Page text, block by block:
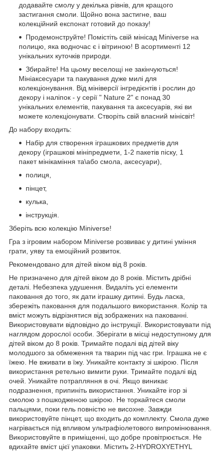
додавайте смолу у декілька рівнів, для кращого
застигання смоли. Щойно вона застигне, ваш
колекційний експонат готовий до показу!
Продемонструйте! Помістіть свій мінісад Miniverse на
полицю, яка водночас є і вітриною! В асортименті 12
унікальних куточків природи.
Збирайте! На цьому веселощі не закінчуються!
Мініаксесуари та пакування дуже милі для
колекціонування. Від мініверсії інгредієнтів і рослин до
декору і наліпок - у серії " Nature 2" є понад 30
унікальних елементів, пакування та аксесуарів, які ви
можете колекціонувати. Створіть свій власний мінісвіт!
До набору входить:
Набір для створення іграшкових предметів для
декору (іграшкові мініпредмети, 1-2 пакетів піску, 1
пакет мінікаміння та\або смола, аксесуари),
полиця,
пінцет,
кулька,
інструкція.
Зберіть всю колекцію Miniverse!
Гра з ігровим набором Miniverse розвиває у дитині уміння
грати, уяву та емоційний розвиток.
Рекомендовано для дітей віком від 8 років.
Не призначено для дітей віком до 8 років. Містить дрібні
деталі. Небезпека удушення. Видаліть усі елементи
паковання до того, як дати іграшку дитині. Будь ласка,
збережіть паковання для подальшого використання. Колір та
вміст можуть відрізнятися від зображених на пакованні.
Використовувати відповідно до інструкції. Використовувати під
наглядом дорослої особи. Зберігати в місці недоступному для
дітей віком до 8 років. Тримайте подалі від дітей віку
молодшого за обмеження та тварин під час гри. Іграшка не є
їжею. Не вживати в їжу. Уникайте контакту зі шкірою. Після
використання ретельно вимити руки. Тримайте подалі від
очей. Уникайте потрапляння в очі. Якщо виникає
подразнення, припиніть використання. Уникайте ігор зі
смолою з пошкодженою шкірою. Не торкайтеся смоли
пальцями, поки гель повністю не висохне. Завжди
використовуйте пінцет, що входить до комплекту. Смола дуже
нагрівається під впливом ультрафіолетового випромінювання.
Використовуйте в приміщенні, що добре провітрюється. Не
вдихайте вміст цієї упаковки. Містить 2-HYDROXYETHYL